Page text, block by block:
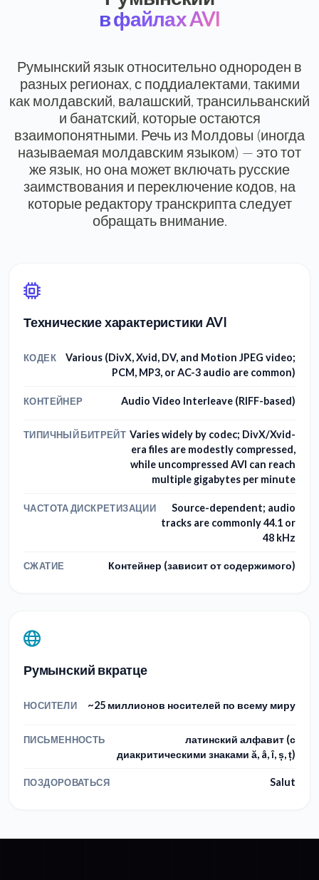
в файлах AVI
Румынский язык относительно однороден в
разных регионах, с поддиалектами, такими
как молдавский, валашский, трансильванский
и банатский, которые остаются
взаимопонятными. Речь из Молдовы (иногда
называемая молдавским языком) — это тот
же язык, но она может включать русские
заимствования и переключение кодов, на
которые редактору транскрипта следует
обращать внимание.
Технические характеристики AVI
КОДЕК
Various (DivX, Xvid, DV, and Motion JPEG video;
PCM, MP3, or AC-3 audio are common)
КОНТЕЙНЕР Audio Video Interleave (RIFF-based)
ТИПИЧНЫЙ БИТРЕЙТ Varies widely by codec; DivX/Xvid-
era files are modestly compressed,
while uncompressed AVI can reach
multiple gigabytes per minute
ЧАСТОТА ДИСКРЕТИЗАЦИИ
Source-dependent; audio
tracks are commonly 44.1 or
48 kHz
СЖАТИЕ Контейнер (зависит от содержимого)
Румынский вкратце
НОСИТЕЛИ ~25 миллионов носителей по всему миру
ПИСЬМЕННОСТЬ
латинский алфавит (с
диакритическими знаками ă, â, î, ș, ț)
ПОЗДОРОВАТЬСЯ Salut